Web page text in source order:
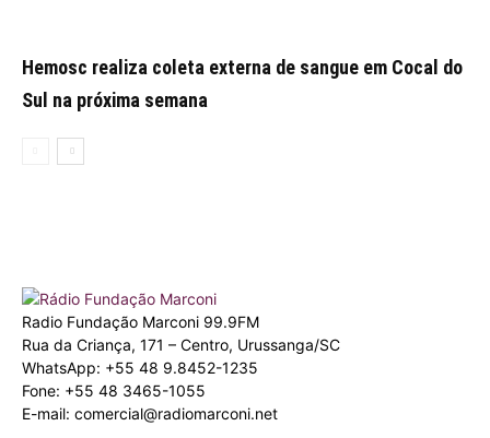
Hemosc realiza coleta externa de sangue em Cocal do
Sul na próxima semana
Radio Fundação Marconi 99.9FM
Rua da Criança, 171 – Centro, Urussanga/SC
WhatsApp: +55 48 9.8452-1235
Fone: +55 48 3465-1055
E-mail: comercial@radiomarconi.net